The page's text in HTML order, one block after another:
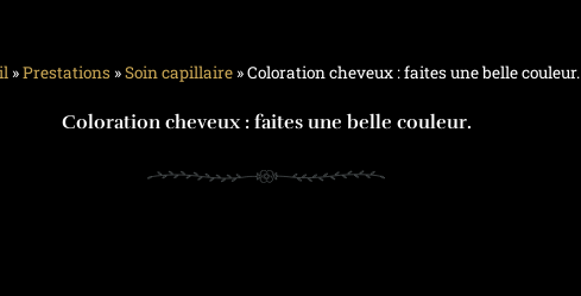
»Prestations »Soin capillaire »Coloration cheveux : faites une belle couleur.
Coloration cheveux : faites une belle couleur.